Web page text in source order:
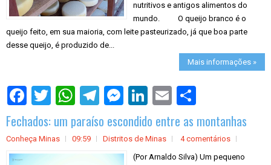
nutritivos e antigos alimentos do
mundo. O queijo branco é o
queijo feito, em sua maioria, com leite pasteurizado, já que boa parte
desse queijo, é produzido de...
Mais informações »
r
e
Fechados: um paraíso escondido entre as montanhas
Conheça Minas 09:59 Distritos de Minas
4 comentários
(Por Arnaldo Silva) Um pequeno